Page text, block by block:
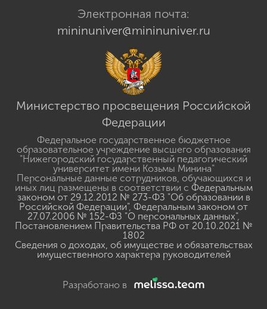
Электронная почта:
mininuniver@mininuniver.ru
Министерство просвещения Российской
Федерации
Федеральное государственное бюджетное
образовательное учреждение высшего образования
"Нижегородский государственный педагогический
университет имени Козьмы Минина"
Персональные данные сотрудников, обучающихся и
иных лиц размещены в соответствии с Федеральным
законом от 29.12.2012 № 273-ФЗ "Об образовании в
Российской Федерации", Федеральным законом от
27.07.2006 № 152-ФЗ "О персональных данных",
Постановлением Правительства РФ от 20.10.2021 №
1802
Сведения о доходах, об имуществе и обязательствах
имущественного характера руководителей
Разработано в